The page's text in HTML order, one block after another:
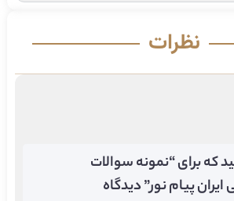
نظرات
که برای “نمونه سوالات
پیام نور” دیدگاه